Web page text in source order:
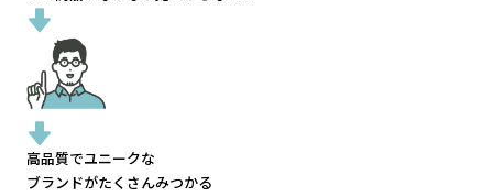
高品質でユニークな
ブランドがたくさんみつかる